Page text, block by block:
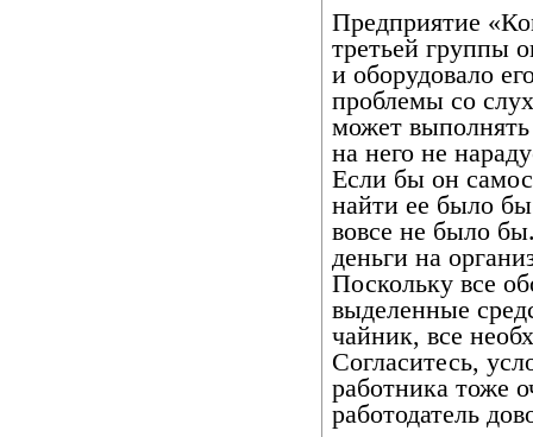
Предприятие
третьей группы
и оборудовало
проблемы со
может выполнять
на него не
Если бы он
найти ее было
вовсе не было
деньги на
Поскольку все
выделенные
чайник, все
Согласитесь,
работника тоже
работодатель